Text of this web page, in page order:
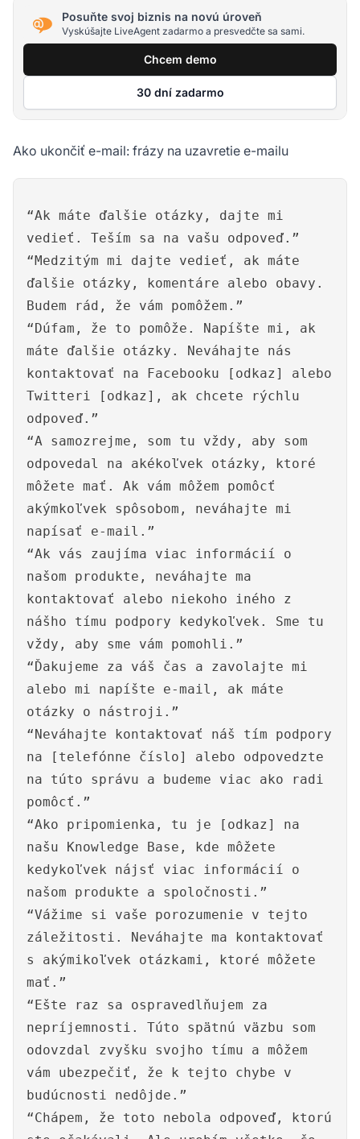
Posuňte svoj biznis na novú úroveň
Vyskúšajte LiveAgent zadarmo a presvedčte sa sami.
Chcem demo
30 dní zadarmo
Ako ukončiť e-mail: frázy na uzavretie e-mailu
“Ak máte ďalšie otázky, dajte mi
vedieť. Teším sa na vašu odpoveď.”
“Medzitým mi dajte vedieť, ak máte
ďalšie otázky, komentáre alebo obavy.
Budem rád, že vám pomôžem.”
“Dúfam, že to pomôže. Napíšte mi, ak
máte ďalšie otázky. Neváhajte nás
kontaktovať na Facebooku [odkaz] alebo
Twitteri [odkaz], ak chcete rýchlu
odpoveď.”
“A samozrejme, som tu vždy, aby som
odpovedal na akékoľvek otázky, ktoré
môžete mať. Ak vám môžem pomôcť
akýmkoľvek spôsobom, neváhajte mi
napísať e-mail.”
“Ak vás zaujíma viac informácií o
našom produkte, neváhajte ma
kontaktovať alebo niekoho iného z
nášho tímu podpory kedykoľvek. Sme tu
vždy, aby sme vám pomohli.”
“Ďakujeme za váš čas a zavolajte mi
alebo mi napíšte e-mail, ak máte
otázky o nástroji.”
“Neváhajte kontaktovať náš tím podpory
na [telefónne číslo] alebo odpovedzte
na túto správu a budeme viac ako radi
pomôcť.”
“Ako pripomienka, tu je [odkaz] na
našu Knowledge Base, kde môžete
kedykoľvek nájsť viac informácií o
našom produkte a spoločnosti.”
“Vážime si vaše porozumenie v tejto
záležitosti. Neváhajte ma kontaktovať
s akýmikoľvek otázkami, ktoré môžete
mať.”
“Ešte raz sa ospravedlňujem za
nepríjemnosti. Túto spätnú väzbu som
odovzdal zvyšku svojho tímu a môžem
vám ubezpečiť, že k tejto chybe v
budúcnosti nedôjde.”
“Chápem, že toto nebola odpoveď, ktorú